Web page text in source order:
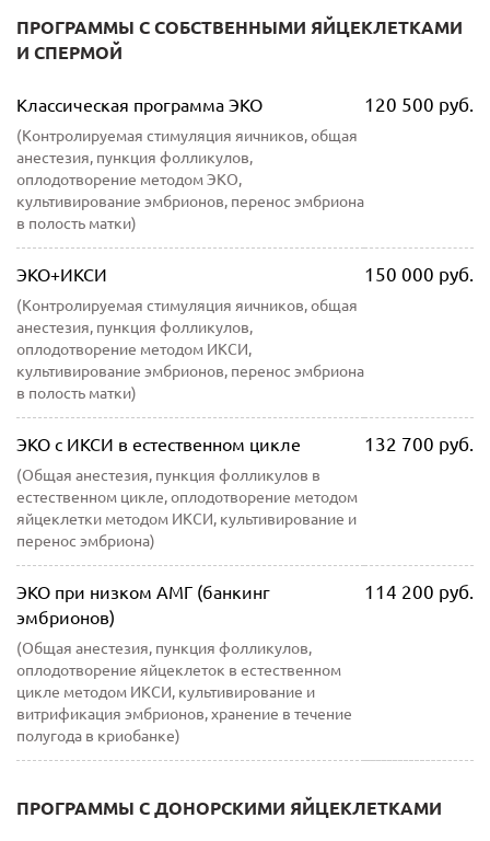
ПРОГРАММЫ С СОБСТВЕННЫМИ ЯЙЦЕКЛЕТКАМИ
И СПЕРМОЙ
Классическая программа ЭКО
(Контролируемая стимуляция яичников, общая
анестезия, пункция фолликулов,
оплодотворение методом ЭКО,
культивирование эмбрионов, перенос эмбриона
в полость матки)
120 500 руб.
ЭКО+ИКСИ
(Контролируемая стимуляция яичников, общая
анестезия, пункция фолликулов,
оплодотворение методом ИКСИ,
культивирование эмбрионов, перенос эмбриона
в полость матки)
150 000 руб.
ЭКО с ИКСИ в естественном цикле
(Общая анестезия, пункция фолликулов в
естественном цикле, оплодотворение методом
яйцеклетки методом ИКСИ, культивирование и
перенос эмбриона)
132 700 руб.
ЭКО при низком АМГ (банкинг
эмбрионов)
(Общая анестезия, пункция фолликулов,
оплодотворение яйцеклеток в естественном
цикле методом ИКСИ, культивирование и
витрификация эмбрионов, хранение в течение
полугода в криобанке)
114 200 руб.
ПРОГРАММЫ С ДОНОРСКИМИ ЯЙЦЕКЛЕТКАМИ